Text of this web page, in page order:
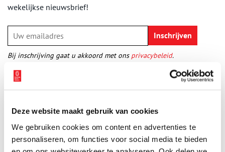
Deze website maakt gebruik van cookies
We gebruiken cookies om content en advertenties te
personaliseren, om functies voor social media te bieden
wekelijkse nieuwsbrief!
Bij inschrijving gaat u akkoord met ons privacybeleid.
Aanvullingen
Vul deze informatie aan of geef een reactie.